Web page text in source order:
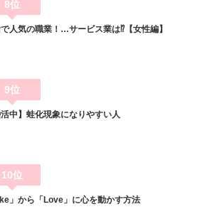
8位
人気の職業！…サービス業は⁉【女性編】
9位
活中】蛙化現象になりやすい人
10位
」から「Love」に心を動かす方法